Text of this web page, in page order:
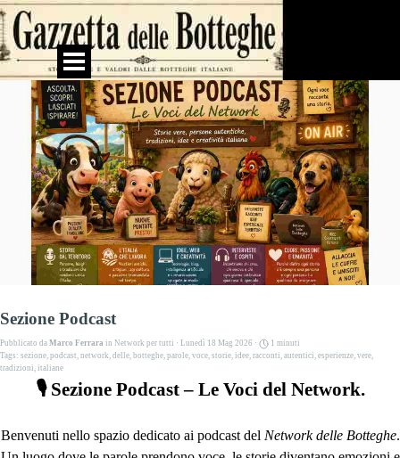
Vai ai contenuti
Salta menù
Sezione Podcast
Pubblicato da Marco Ferrara in Network per tutti · Lunedì 18 Mag 2026 ·
1 minuti
Tags: sezione, podcast, network, delle, botteghe, parole, voce, storie, idee, racconti, autentici, esperienze, vere,
tradizioni, italiane
🎙️ Sezione Podcast – Le Voci del Network.
Benvenuti nello spazio dedicato ai podcast del Network delle Botteghe.